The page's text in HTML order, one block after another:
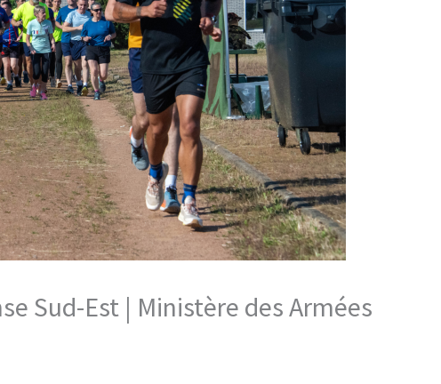
Sud-Est | Ministère des Armées​